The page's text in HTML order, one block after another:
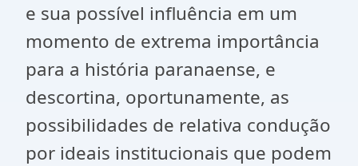
e sua possível influência em um
momento de extrema importância
para a história paranaense, e
descortina, oportunamente, as
possibilidades de relativa condução
por ideais institucionais que podem